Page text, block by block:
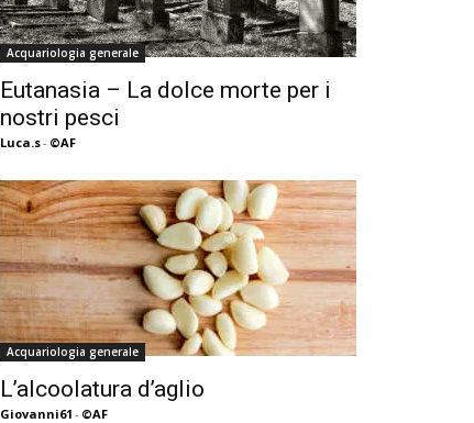
Acquariologia generale
Eutanasia – La dolce morte per i
nostri pesci
Luca.s- ©AF
Acquariologia generale
L’alcoolatura d’aglio
Giovanni61 - ©AF